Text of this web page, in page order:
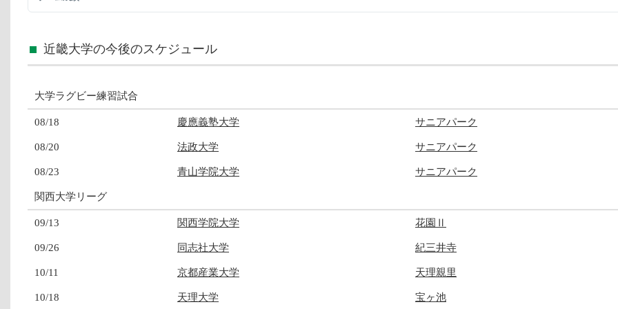
近畿大学の今後のスケジュール
大学ラグビー練習試合
08/18 慶應義塾大学 サニアパーク
08/20 法政大学 サニアパーク
08/23 青山学院大学 サニアパーク
関西大学リーグ
09/13 関西学院大学 花園Ⅱ
09/26 同志社大学 紀三井寺
10/11 京都産業大学 天理親里
10/18 天理大学 宝ヶ池